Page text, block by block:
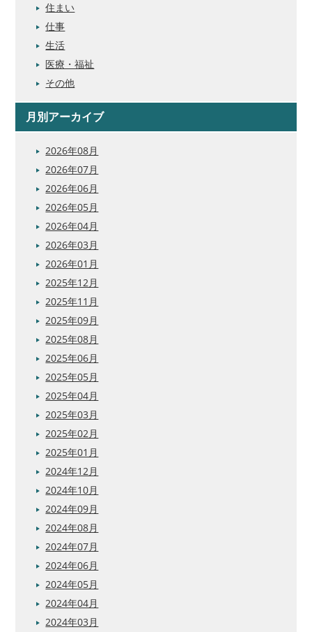
住まい
仕事
生活
医療・福祉
その他
月別アーカイブ
2026年08月
2026年07月
2026年06月
2026年05月
2026年04月
2026年03月
2026年01月
2025年12月
2025年11月
2025年09月
2025年08月
2025年06月
2025年05月
2025年04月
2025年03月
2025年02月
2025年01月
2024年12月
2024年10月
2024年09月
2024年08月
2024年07月
2024年06月
2024年05月
2024年04月
2024年03月